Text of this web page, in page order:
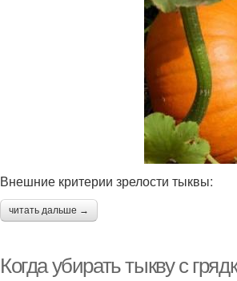
Внешние критерии зрелости тыквы:
читать дальше →
Когда убирать тыкву с